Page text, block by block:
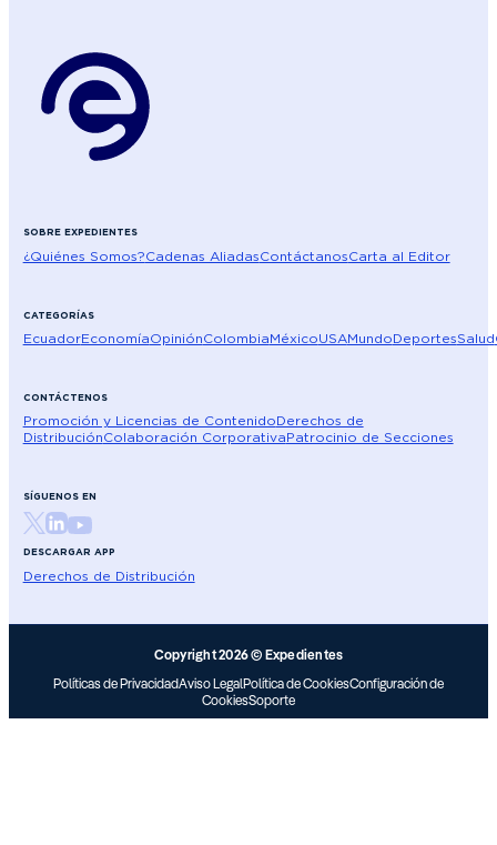
SOBRE EXPEDIENTES
¿Quiénes Somos?Cadenas AliadasContáctanosCarta al Editor
CATEGORÍAS
EcuadorEconomíaOpiniónColombiaMéxicoUSAMundoDeportesSalud
CONTÁCTENOS
Promoción y Licencias de ContenidoDerechos de
DistribuciónColaboración CorporativaPatrocinio de Secciones
SÍGUENOS EN
DESCARGAR APP
Derechos de Distribución
Copyright 2026 © Expedientes
Políticas de PrivacidadAviso LegalPolítica de CookiesConfiguración de
CookiesSoporte